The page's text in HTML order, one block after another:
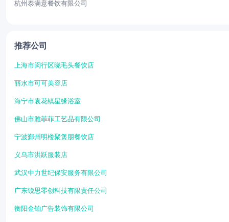
杭州泰满意餐饮有限公司
推荐公司
上海市闵行区晓毛头餐饮店
丽水市可可美容店
海宁市袁花镇星缘浴室
佛山市雅菲菲工艺品有限公司
宁波鄞州明楼聚煲朋餐饮店
义乌市洪跃服装店
武汉中力世纪保安服务有限公司
广东锐思零创科技有限责任公司
衡阳金铂广告装饰有限公司